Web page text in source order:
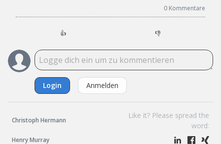
0 Kommentare
👍 👎
Login Anmelden
Christoph Hermann
Henry Murray
Like it? Please spread the
word: